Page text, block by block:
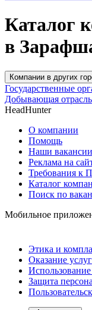
Каталог
в
Компании в других
Государственные
Добывающая отрасль
HeadHunter
О компании
Помощь
Наши вакансии
Реклама на
Требования к
Каталог
Поиск по
Мобильное
Этика и
Оказание услуг
Использование
Защита